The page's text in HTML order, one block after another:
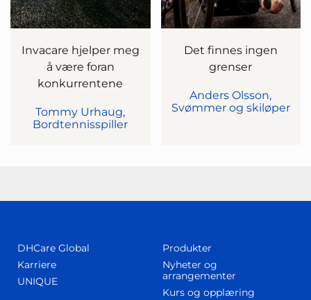
Invacare hjelper meg
å være foran
konkurrentene
Tommy Urhaug,
Bordtennisspiller
Det finnes ingen
grenser
Anders Olsson,
Svømmer og skiløper
DHCare Global
Karriere
UNIQUE
Produkter
Nyheter og
arrangementer
Kurs og opplæring